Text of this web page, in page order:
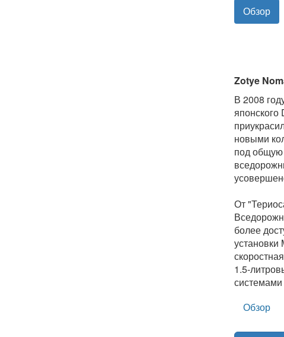
Обзор
Zotye
В 2008
новыми
под общую
От
более
1.5-
Обзор